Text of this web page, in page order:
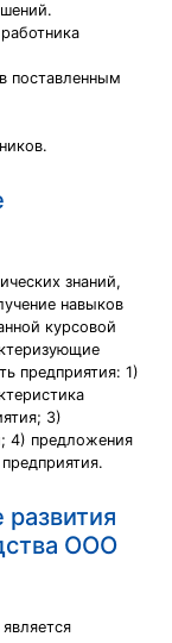
поставленным
знаний,
навыков
курсовой
предприятия: 1)
3)
4) предложения
ООО